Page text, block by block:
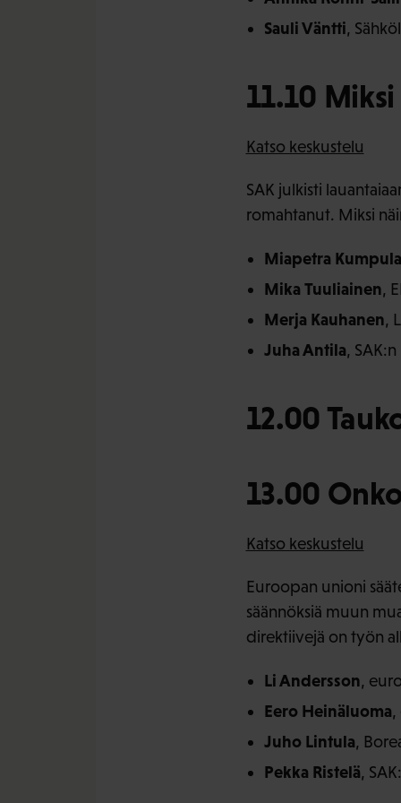
Sauli Väntti,
11.10
Katso keskustelu
SAK julkisti
romahtanut. Miksi
Miapetra
Mika Tuuliainen,
Merja Kauhanen,
Juha Antila,
12.00
13.00
Katso keskustelu
Euroopan unioni
säännöksiä muun
direktiivejä on työn
Li Andersson,
Eero Heinäluoma
Juho Lintula,
Pekka Ristelä,